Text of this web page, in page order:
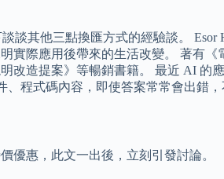
其他三點換匯方式的經驗談。
際應用後帶來的生活改變。 著有
改造提案》等暢銷書籍。 最近 AI 的
程式碼內容，即使答案常常會出錯
優惠，此文一出後，立刻引發討論。